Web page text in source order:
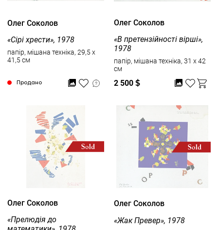
Олег Соколов
«Сірі хрести», 1978
папір, мішана техніка, 29,5 x
41,5 см
Продано
Олег Соколов
«В претензійності вірші»,
1978
папір, мішана техніка, 31 x 42
см
2 500 $
Олег Соколов
«Прелюдія до
Олег Соколов
«Жак Превер», 1978